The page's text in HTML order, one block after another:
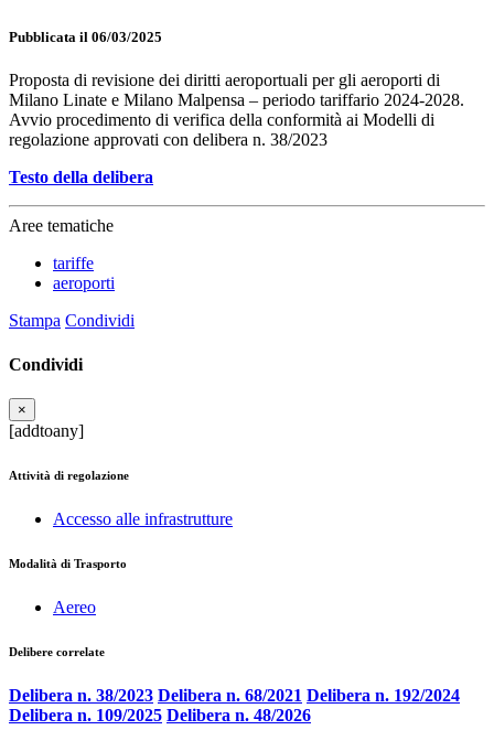
Pubblicata il 06/03/2025
Proposta di revisione dei diritti aeroportuali per gli aeroporti di
Milano Linate e Milano Malpensa – periodo tariffario 2024-2028.
Avvio procedimento di verifica della conformità ai Modelli di
regolazione approvati con delibera n. 38/2023
Testo della delibera
Aree tematiche
tariffe
aeroporti
Stampa Condividi
Condividi
×
[addtoany]
Attività di regolazione
Accesso alle infrastrutture
Modalità di Trasporto
Aereo
Delibere correlate
Delibera n. 38/2023 Delibera n. 68/2021 Delibera n. 192/2024
Delibera n. 109/2025 Delibera n. 48/2026